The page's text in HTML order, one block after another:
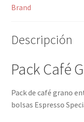
Brand
Descripción
Pack Café
Pack de café grano
bolsas Espresso